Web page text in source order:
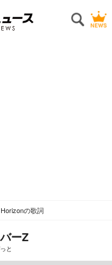
の歌詞
ーZ
と